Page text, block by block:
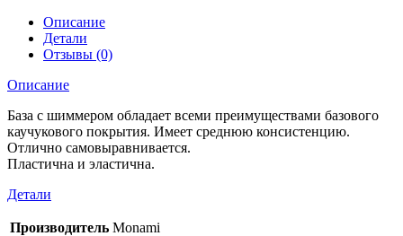
Описание
Детали
Отзывы (0)
Описание
База с шиммером обладает всеми преимуществами базового
каучукового покрытия. Имеет среднюю консистенцию.
Отлично самовыравнивается.
Пластична и эластична.
Детали
Производитель Monami